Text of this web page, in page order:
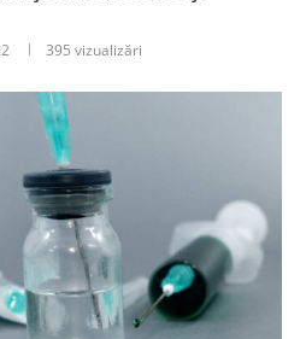
395 vizualizări